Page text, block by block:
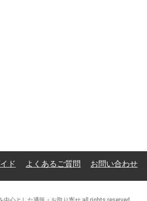
ド よくあるご質問 お問い合わせ